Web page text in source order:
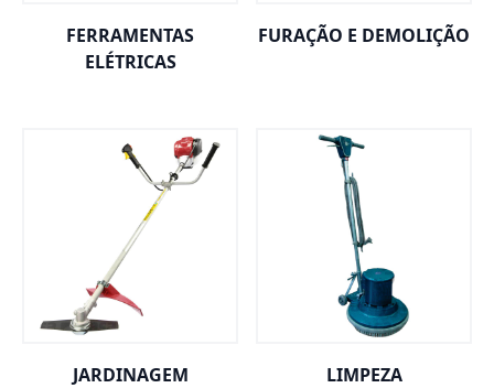
FERRAMENTAS
ELÉTRICAS
FURAÇÃO E DEMOLIÇÃO
JARDINAGEM LIMPEZA